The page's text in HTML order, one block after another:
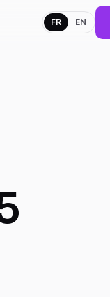
FR EN